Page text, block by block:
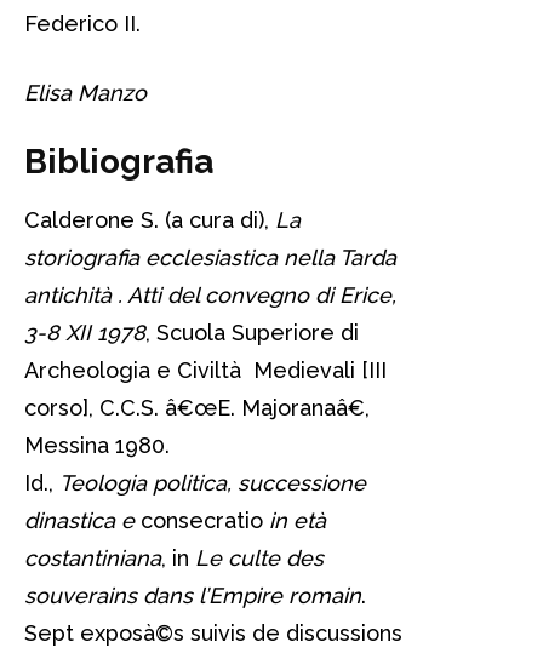
Federico II.
Elisa Manzo
Bibliografia
Calderone S. (a cura di), La
storiografia ecclesiastica nella Tarda
antichità . Atti del convegno di Erice,
3-8 XII 1978, Scuola Superiore di
Archeologia e Civiltà Medievali [III
corso], C.C.S. â€œE. Majoranaâ€,
Messina 1980.
Id., Teologia politica, successione
dinastica e consecratio in età
costantiniana, in Le culte des
souverains dans l’Empire romain.
Sept exposà©s suivis de discussions